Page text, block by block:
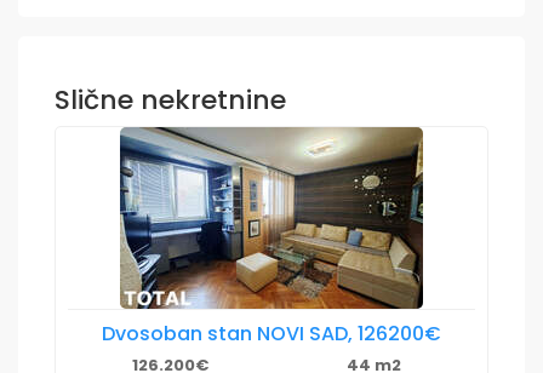
Slične nekretnine
Dvosoban stan NOVI SAD, 126200€
126.200€ 44 m2